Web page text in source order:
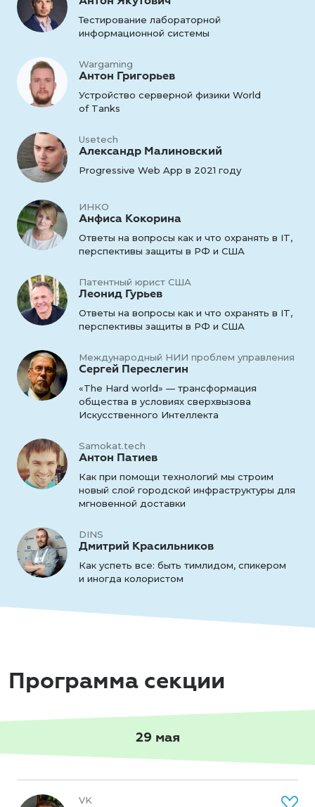
Тестирование лабораторной
информационной системы
Wargaming
Антон Григорьев
Устройство серверной физики World
of Tanks
Usetech
Александр Малиновский
Progressive Web App в 2021 году
ИНКО
Анфиса Кокорина
Ответы на вопросы как и что охранять в IT,
перспективы защиты в РФ и США
Патентный юрист США
Леонид Гурьев
Ответы на вопросы как и что охранять в IT,
перспективы защиты в РФ и США
Международный НИИ проблем управления
Сергей Переслегин
«The Hard world» — трансформация
общества в условиях сверхвызова
Искусственного Интеллекта
Samokat.tech
Антон Патиев
Как при помощи технологий мы строим
новый слой городской инфраструктуры для
мгновенной доставки
DINS
Дмитрий Красильников
Как успеть все: быть тимлидом, спикером
и иногда колористом
Программа секции
29 мая
VK